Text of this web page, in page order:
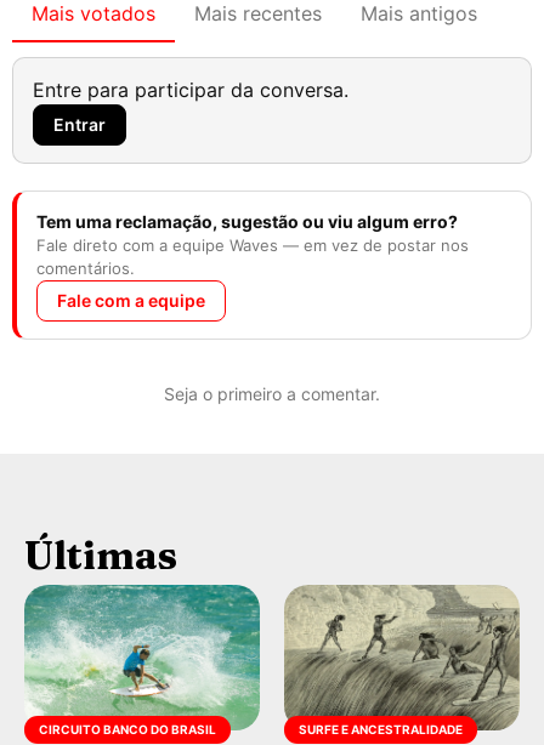
Mais votados Mais recentes Mais antigos
Entre para participar da conversa.
Entrar
Tem uma reclamação, sugestão ou viu algum erro?
Fale direto com a equipe Waves — em vez de postar nos
comentários.
Fale com a equipe
Seja o primeiro a comentar.
Últimas
CIRCUITO BANCO DO BRASIL SURFE E ANCESTRALIDADE